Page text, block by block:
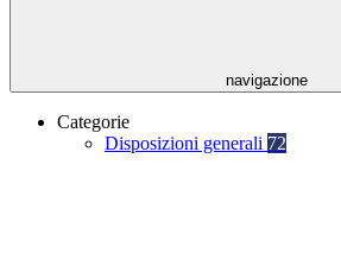
navigazione
Categorie
Disposizioni generali 72